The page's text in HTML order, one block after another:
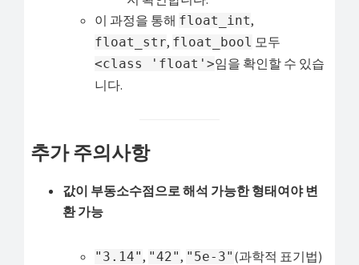
이 과정을 통해 float_int,
float_str, float_bool 모두
<class 'float'>임을 확인할 수 있습
니다.
추가 주의사항
값이 부동소수점으로 해석 가능한 형태여야 변
환 가능
"3.14", "42", "5e-3" (과학적 표기법)